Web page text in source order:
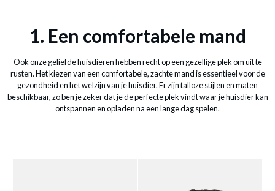
1. Een comfortabele mand
Ook onze geliefde huisdieren hebben recht op een gezellige plek om uit te
rusten. Het kiezen van een comfortabele, zachte mand is essentieel voor de
gezondheid en het welzijn van je huisdier. Er zijn talloze stijlen en maten
beschikbaar, zo ben je zeker dat je de perfecte plek vindt waar je huisdier kan
ontspannen en opladen na een lange dag spelen.